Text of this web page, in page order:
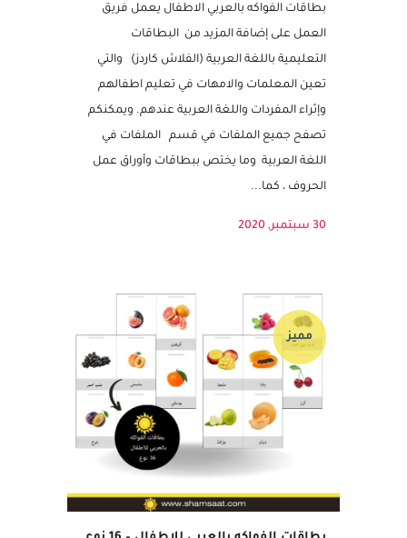
بطاقات الفواكه بالعربي للاطفال
بطاقات الفواكه بالعربي الاطفال يعمل فريق
العمل على إضافة المزيد من البطاقات
التعليمية باللغة العربية (الفلاش كاردز) والتي
تعين المعلمات والامهات في تعليم اطفالهم
وإثراء المفردات واللغة العربية عندهم. ويمكنكم
تصفح جميع الملفات في قسم الملفات في
اللغة العربية وما يختص ببطاقات وأوراق عمل
الحروف ، كما...
مميز